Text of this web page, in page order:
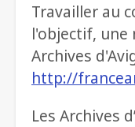
Travailler au
l'objectif, une
Archives
http://
Les Archives